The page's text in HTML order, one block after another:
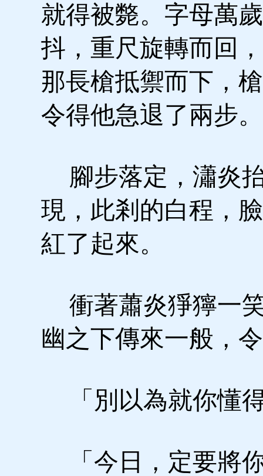
就得被斃。字母萬
抖，重尺旋轉而回
那長槍抵禦而下，
令得他急退了兩步。
腳步落定，瀟炎
現，此剎的白程，
紅了起來。
衝著蕭炎猙獰一
幽之下傳來一般，
「別以為就你懂
「今日，定要將